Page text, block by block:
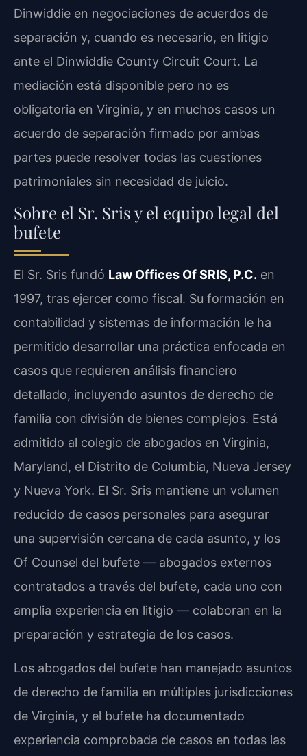
Dinwiddie en negociaciones de acuerdos de
separación y, cuando es necesario, en litigio
ante el Dinwiddie County Circuit Court. La
mediación está disponible pero no es
obligatoria en Virginia, y en muchos casos un
acuerdo de separación firmado por ambas
partes puede resolver todas las cuestiones
patrimoniales sin necesidad de juicio.
Sobre el Sr. Sris y el equipo legal del
bufete
El Sr. Sris fundó Law Offices Of SRIS, P.C. en
1997, tras ejercer como fiscal. Su formación en
contabilidad y sistemas de información le ha
permitido desarrollar una práctica enfocada en
casos que requieren análisis financiero
detallado, incluyendo asuntos de derecho de
familia con división de bienes complejos. Está
admitido al colegio de abogados en Virginia,
Maryland, el Distrito de Columbia, Nueva Jersey
y Nueva York. El Sr. Sris mantiene un volumen
reducido de casos personales para asegurar
una supervisión cercana de cada asunto, y los
Of Counsel del bufete — abogados externos
contratados a través del bufete, cada uno con
amplia experiencia en litigio — colaboran en la
preparación y estrategia de los casos.
Los abogados del bufete han manejado asuntos
de derecho de familia en múltiples jurisdicciones
de Virginia, y el bufete ha documentado
experiencia comprobada de casos en todas las